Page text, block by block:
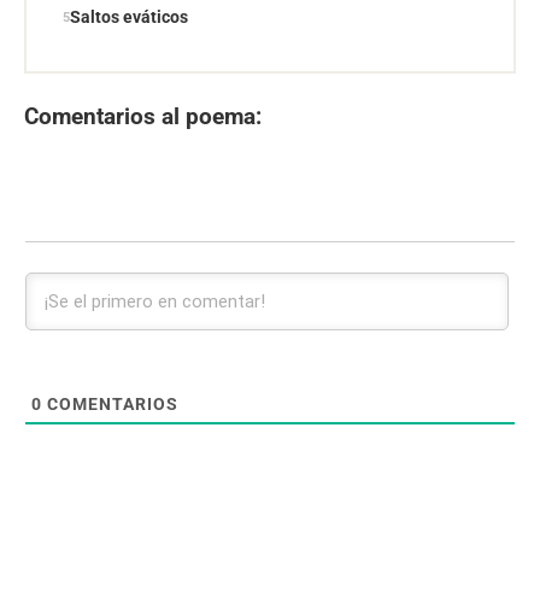
Saltos eváticos
Comentarios al poema:
0 COMENTARIOS